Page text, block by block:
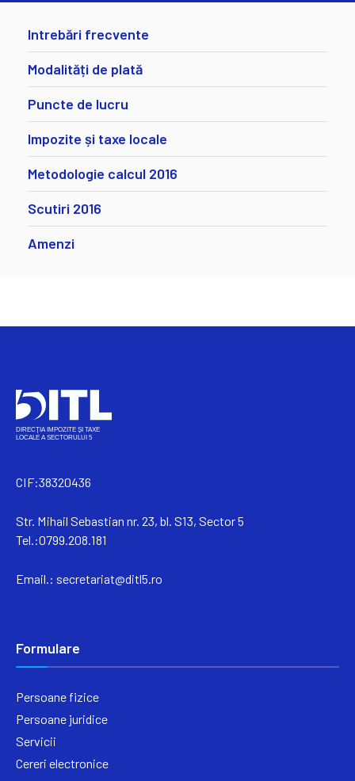
Intrebări frecvente
Modalități de plată
Puncte de lucru
Impozite și taxe locale
Metodologie calcul 2016
Scutiri 2016
Amenzi
CIF:38320436
Str. Mihail Sebastian nr. 23, bl. S13, Sector 5
Tel.:0799.208.181
Email.: secretariat@ditl5.ro
Formulare
Persoane fizice
Persoane juridice
Servicii
Cereri electronice